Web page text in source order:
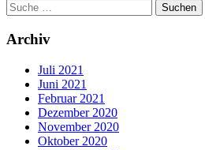
Archiv
Juli 2021
Juni 2021
Februar 2021
Dezember 2020
November 2020
Oktober 2020